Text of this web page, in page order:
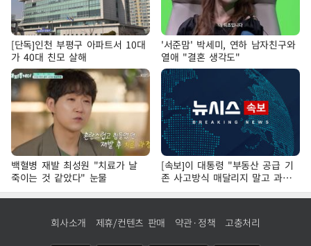
[단독]인천 부평구 아파트서 10대
가 40대 친모 살해
'서준맘' 박세미, 연하 남자친구와
열애 "결혼 생각도"
백혈병 재발 최성원 "치료가 날
죽이는 것 같았다" 눈물
[속보]이 대통령 "부동산 공급 기
존 사고방식 매달리지 말고 과감
히 실천"
회사소개 제휴/컨텐츠 판매 약관·정책 고충처리